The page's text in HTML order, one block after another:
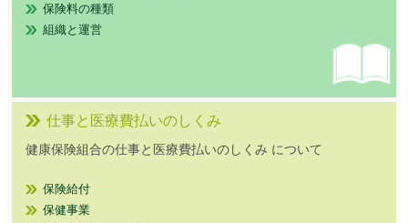
保険料の種類
組織と運営
仕事と医療費払いのしくみ
健康保険組合の仕事と医療費払いのしくみ について
保険給付
保健事業